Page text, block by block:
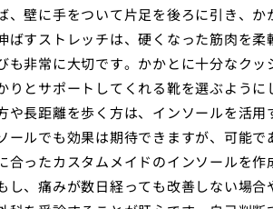
、壁に手をついて片足を後ろに引き、か
ばすストレッチは、硬くなった筋肉を柔
も非常に大切です。かかとに十分なクッ
りとサポートしてくれる靴を選ぶように
や長距離を歩く方は、インソールを活用
ールでも効果は期待できますが、可能で
合ったカスタムメイドのインソールを作
し、痛みが数日経っても改善しない場合